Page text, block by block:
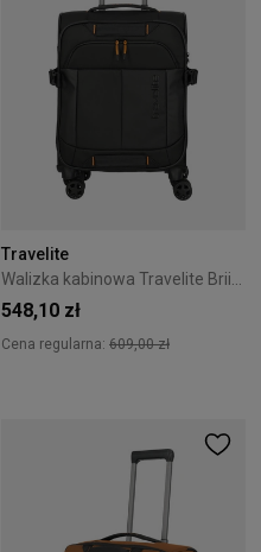
Travelite
548,10 zł
Cena regularna: 609,00 zł